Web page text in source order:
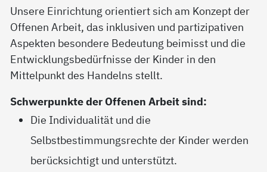
Unsere Einrichtung orientiert sich am Konzept der
Offenen Arbeit, das inklusiven und partizipativen
Aspekten besondere Bedeutung beimisst und die
Entwicklungsbedürfnisse der Kinder in den
Mittelpunkt des Handelns stellt.
Schwerpunkte der Offenen Arbeit sind:
Die Individualität und die
Selbstbestimmungsrechte der Kinder werden
berücksichtigt und unterstützt.